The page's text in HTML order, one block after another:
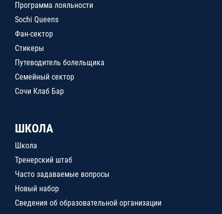
Программа лояльности
Sochi Queens
Фан-сектор
Стикеры
Путеводитель болельщика
Семейный сектор
Сочи Клаб Бар
ШКОЛА
Школа
Тренерский штаб
Часто задаваемые вопросы
Новый набор
Сведения об образовательной организации